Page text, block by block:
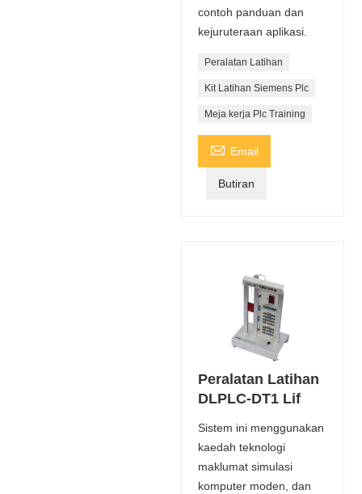
contoh panduan dan
kejuruteraan aplikasi.
Peralatan Latihan
Kit Latihan Siemens Plc
Meja kerja Plc Training
 Email
Butiran
Peralatan Latihan
DLPLC-DT1 Lif
Sistem ini menggunakan
kaedah teknologi
maklumat simulasi
komputer moden, dan